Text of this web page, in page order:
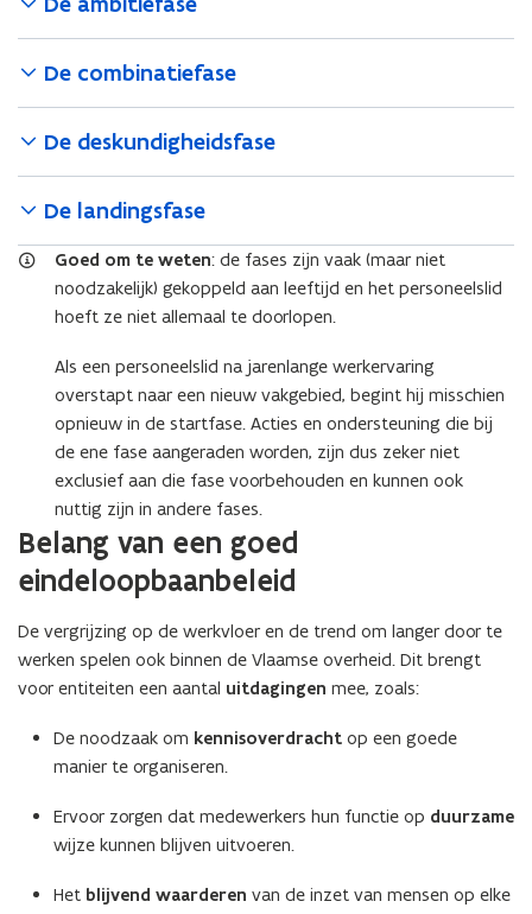
De combinatiefase
De deskundigheidsfase
De landingsfase
Goed om te weten: de fases zijn vaak (maar niet
noodzakelijk) gekoppeld aan leeftijd en het personeelslid
hoeft ze niet allemaal te doorlopen.
Als een personeelslid na jarenlange werkervaring
overstapt naar een nieuw vakgebied, begint hij misschien
opnieuw in de startfase. Acties en ondersteuning die bij
de ene fase aangeraden worden, zijn dus zeker niet
exclusief aan die fase voorbehouden en kunnen ook
nuttig zijn in andere fases.
Belang van een goed
eindeloopbaanbeleid
De vergrijzing op de werkvloer en de trend om langer door te
werken spelen ook binnen de Vlaamse overheid. Dit brengt
voor entiteiten een aantal uitdagingen mee, zoals:
De noodzaak om kennisoverdracht op een goede
manier te organiseren.
Ervoor zorgen dat medewerkers hun functie op duurzame
wijze kunnen blijven uitvoeren.
Het blijvend waarderen van de inzet van mensen op elke